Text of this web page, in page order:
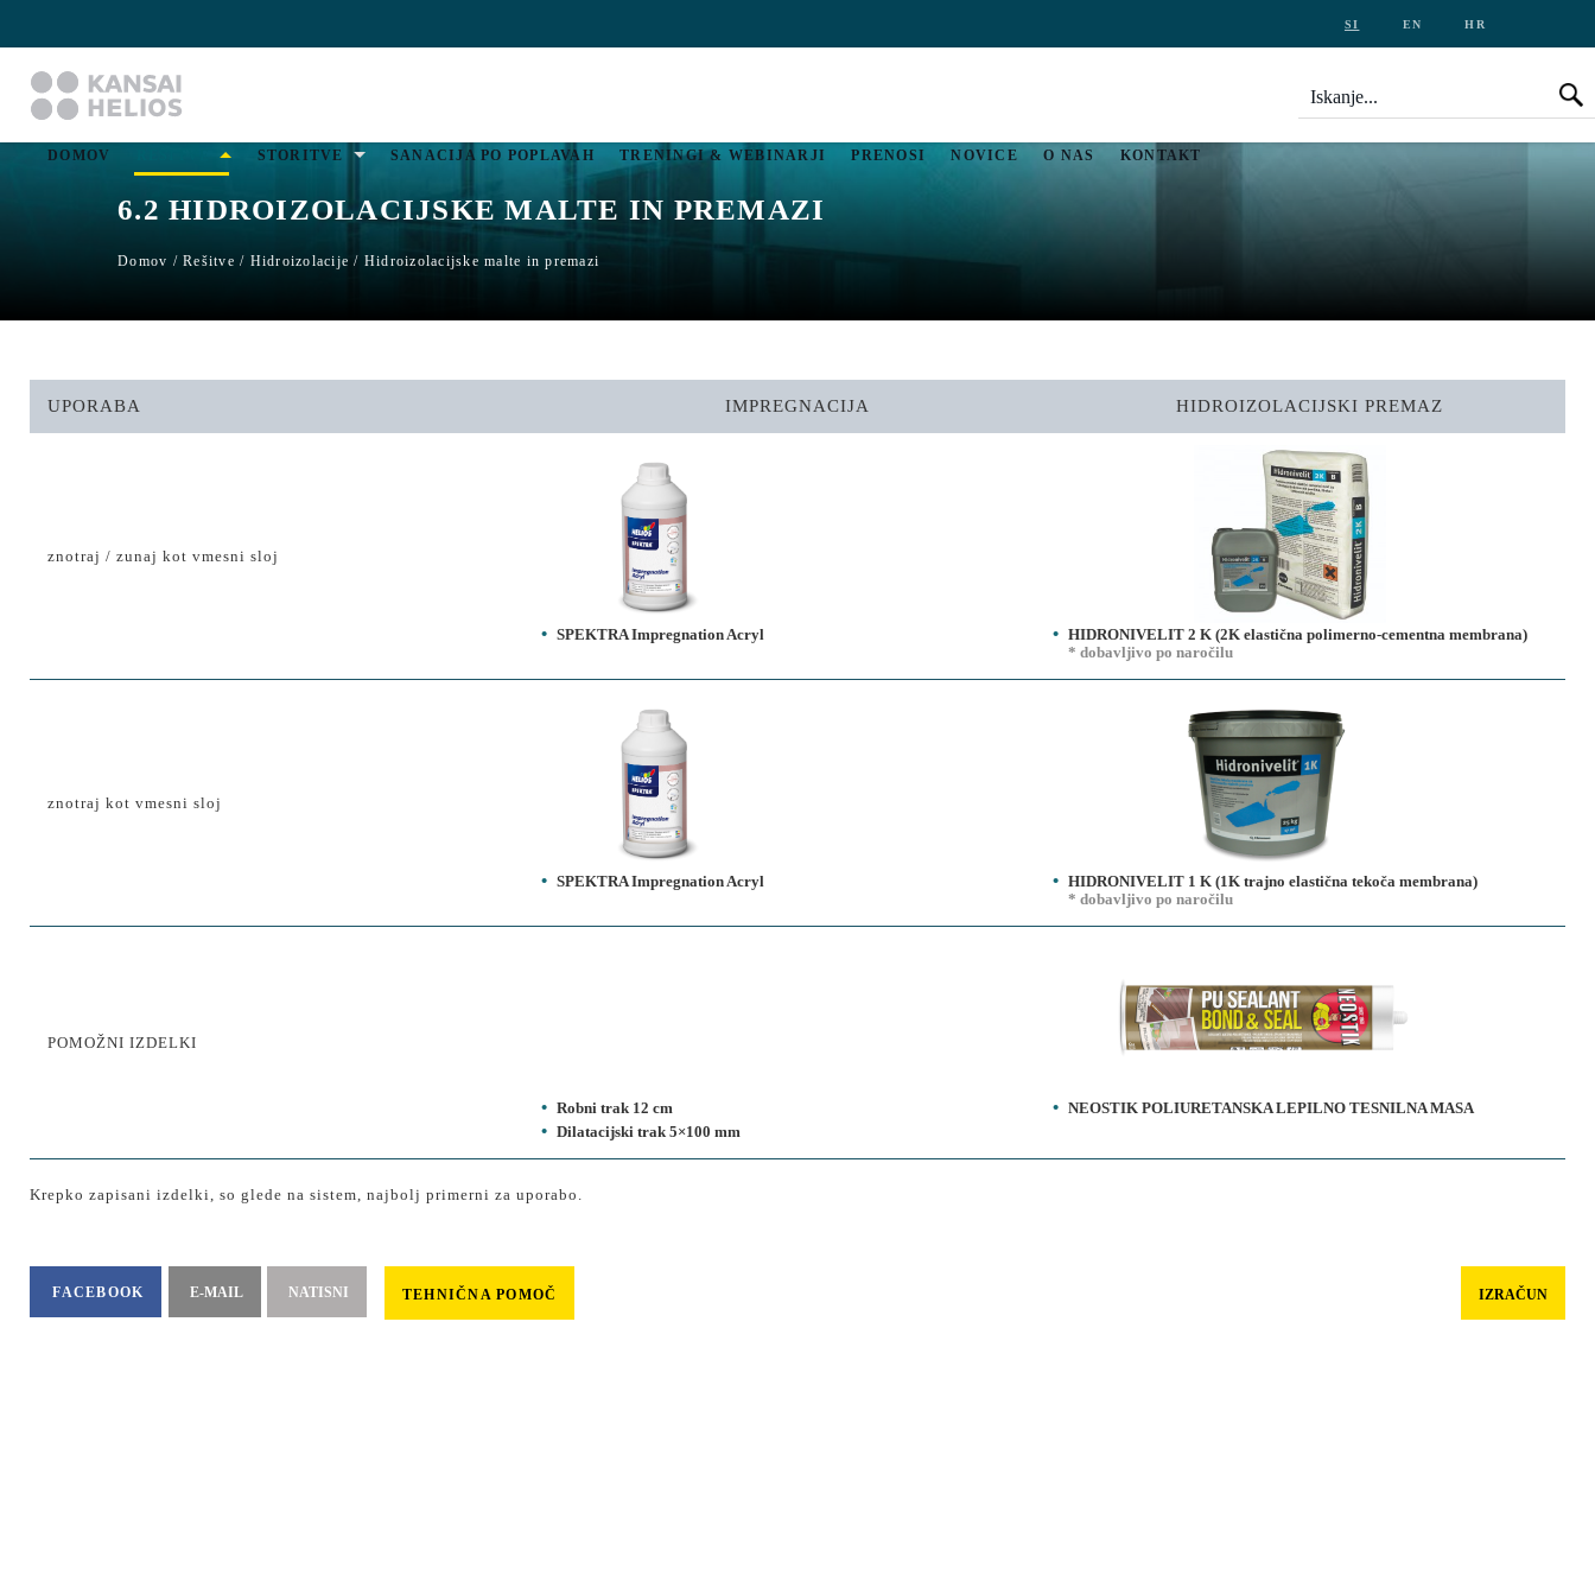
SI EN HR
Iskanje
DOMOV STORITVE SANACIJA PO POPLAVAH TRENINGI & WEBINARJI PRENOSI NOVICE O NAS KONTAKT
6.2 HIDROIZOLACIJSKE MALTE IN PREMAZI
Domov /Rešitve / Hidroizolacije / Hidroizolacijske malte in premazi
UPORABA IMPREGNACIJA HIDROIZOLACIJSKI PREMAZ
znotraj / zunaj kot vmesni sloj
SPEKTRA Impregnation Acryl
HIDRONIVELIT 2 K (2K elastična polimerno-cementna membrana)
* dobavljivo po naročilu
znotraj kot vmesni sloj
SPEKTRA Impregnation Acryl
HIDRONIVELIT 1 K (1K trajno elastična tekoča membrana)
* dobavljivo po naročilu
POMOŽNI IZDELKI
Robni trak 12 cm
Dilatacijski trak 5×100 mm
NEOSTIK POLIURETANSKA LEPILNO TESNILNA MASA
Krepko zapisani izdelki, so glede na sistem, najbolj primerni za uporabo.
FACEBOOK E-MAIL NATISNI TEHNIČNA POMOČ IZRAČUN